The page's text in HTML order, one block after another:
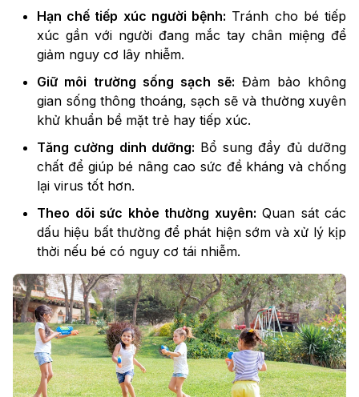
Hạn chế tiếp xúc người bệnh: Tránh cho bé tiếp
xúc gần với người đang mắc tay chân miệng để
giảm nguy cơ lây nhiễm.
Giữ môi trường sống sạch sẽ: Đảm bảo không
gian sống thông thoáng, sạch sẽ và thường xuyên
khử khuẩn bề mặt trẻ hay tiếp xúc.
Tăng cường dinh dưỡng: Bổ sung đầy đủ dưỡng
chất để giúp bé nâng cao sức đề kháng và chống
lại virus tốt hơn.
Theo dõi sức khỏe thường xuyên: Quan sát các
dấu hiệu bất thường để phát hiện sớm và xử lý kịp
thời nếu bé có nguy cơ tái nhiễm.